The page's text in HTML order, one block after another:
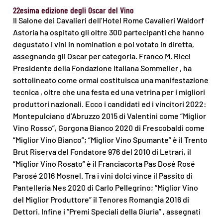
22esima edizione degli Oscar del Vino
Il Salone dei Cavalieri dell’Hotel Rome Cavalieri Waldorf
Astoria ha ospitato gli oltre 300 partecipanti che hanno
degustato i vini in nomination e poi votato in diretta,
assegnando gli Oscar per categoria. Franco M. Ricci
Presidente della Fondazione Italiana Sommelier , ha
sottolineato come ormai costituisca una manifestazione
tecnica , oltre che una festa ed una vetrina per i migliori
produttori nazionali. Ecco i candidati ed i vincitori 2022:
Montepulciano d’Abruzzo 2015 di Valentini come “Miglior
Vino Rosso”, Gorgona Bianco 2020 di Frescobaldi come
“Miglior Vino Bianco”; “Miglior Vino Spumante” è il Trento
Brut Riserva del Fondatore 976 del 2010 di Letrari, il
“Miglior Vino Rosato” è il Franciacorta Pas Dosé Rosé
Parosé 2016 Mosnel. Tra i vini dolci vince il Passito di
Pantelleria Nes 2020 di Carlo Pellegrino; “Miglior Vino
del Miglior Produttore” il Tenores Romangia 2016 di
Dettori. Infine i “Premi Speciali della Giuria” , assegnati